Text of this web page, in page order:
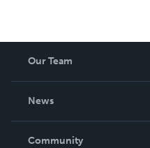
Our Team
News
In The News
Community